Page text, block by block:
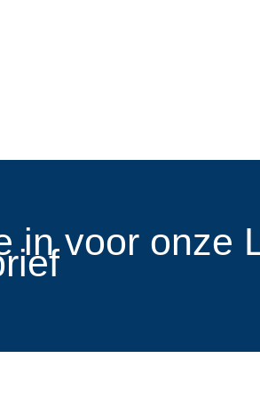
in voor onze